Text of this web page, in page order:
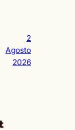
2
Agosto
2026